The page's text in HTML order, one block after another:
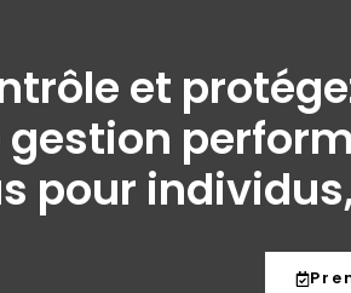
et
gestion
pour